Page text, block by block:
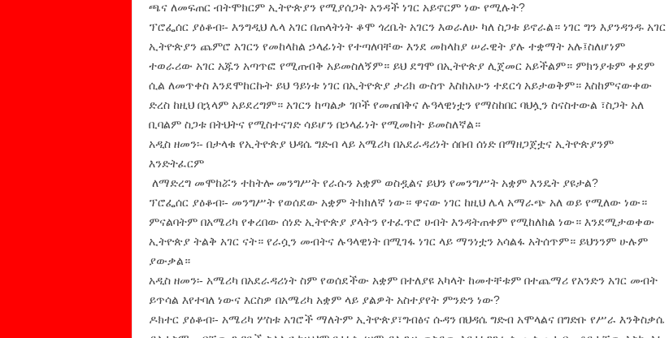
ጫና ለመፍጠር ብትሞክርም ኢትዮጵያን የሚያሰጋት አንዳች ነገር አይኖርም ነው የሚሉት?
ፕሮፌሰር ያዕቆብ፡- እንግዲህ ሌላ አገር በጠላትነት ቆሞ ጎረቤት አገርን እወራለሁ ካለ ስጋቱ ይኖራል። ነገር ግን እያንዳንዱ አገር
ኢትዮጵያን ጨምሮ አገርን የመከላከል ኃላፊነት የተጣለባቸው እንደ መከላከያ ሠራዊት ያሉ ተቋማት አሉ፤ስለሆነም
ተወራሪው አገር አጁን አጣጥፎ የሚጠብቅ አይመስለኝም። ይህ ደግሞ በኢትዮጵያ ሊጀመር አይችልም። ምክንያቱም ቀደም
ሲል ለመጥቀስ እንደሞከርኩት ይህ ዓይነቱ ነገር በኢትዮጵያ ታሪክ ውስጥ እስከአሁን ተደርጎ አይታወቅም። እስከምናውቀው
ድረስ ከዚህ በኋላም አይደረግም። አገርን ከጣልቃ ገቦች የመጠበቅና ሉዓላዊነቷን የማስከበር ባህሏን ስናስተውል ፣ስጋት አለ
ቢባልም ስጋቱ በትህትና የሚስተናገድ ሳይሆን በኃላፊነት የሚመከት ይመስለኛል።
አዲስ ዘመን፡- በታላቁ የኢትዮጵያ ህዳሴ ግድብ ላይ አሜሪካ በአደራዳሪነት ሰበብ ሰነድ በማዘጋጀቷና ኢትዮጵያንም
እንድትፈርም
ለማድረግ መሞከሯን ተከትሎ መንግሥት የራሱን አቋም ወስዷልና ይህን የመንግሥት አቋም እንዴት ያዩታል?
ፕሮፌሰር ያዕቆብ፡- መንግሥት የወሰደው አቋም ትክክለኛ ነው። ዋናው ነገር ከዚህ ሌላ አማራጭ አለ ወይ የሚለው ነው።
ምናልባትም በአሜሪካ የቀረበው ሰነድ ኢትዮጵያ ያላትን የተፈጥሮ ሀብት እንዳትጠቀም የሚከለክል ነው። እንደሚታወቀው
ኢትዮጵያ ትልቅ አገር ናት። የራሷን መብትና ሉዓላዊነት በሚገፋ ነገር ላይ ማንነቷን አሳልፋ አትሰጥም። ይህንንም ሁሉም
ያውቃል።
አዲስ ዘመን፡- አሜሪካ በአደራዳሪነት ስም የወሰደችው አቋም በተለያዩ አካላት ከመተቸቱም በተጨማሪ የአንድን አገር መብት
ይጥሳል እየተባለ ነውና እርስዎ በአሜሪካ አቋም ላይ ያልዎት አስተያየት ምንድን ነው?
ዶክተር ያዕቆብ፡- አሜሪካ ሦስቱ አገሮች ማለትም ኢትዮጵያ፣ግብፅና ሱዳን በህዳሴ ግድብ አሞላልና በግድቡ የሥራ እንቅስቃሴ